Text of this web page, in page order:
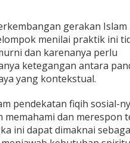
gerakan
menilai praktik ini
dan karenanya perlu
ketegangan antara
yang kontekstual.
pendekatan fiqih sosial-
dan merespon
ini dapat dimaknai